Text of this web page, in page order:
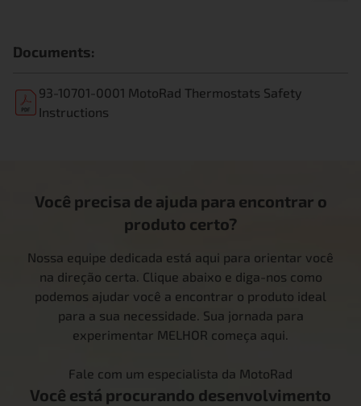
Documents:
93-10701-0001 MotoRad Thermostats Safety
Instructions
Você precisa de ajuda para encontrar o
produto certo?
Nossa equipe dedicada está aqui para orientar você
na direção certa. Clique abaixo e diga-nos como
podemos ajudar você a encontrar o produto ideal
para a sua necessidade. Sua jornada para
experimentar MELHOR começa aqui.
Fale com um especialista da MotoRad
Você está procurando desenvolvimento